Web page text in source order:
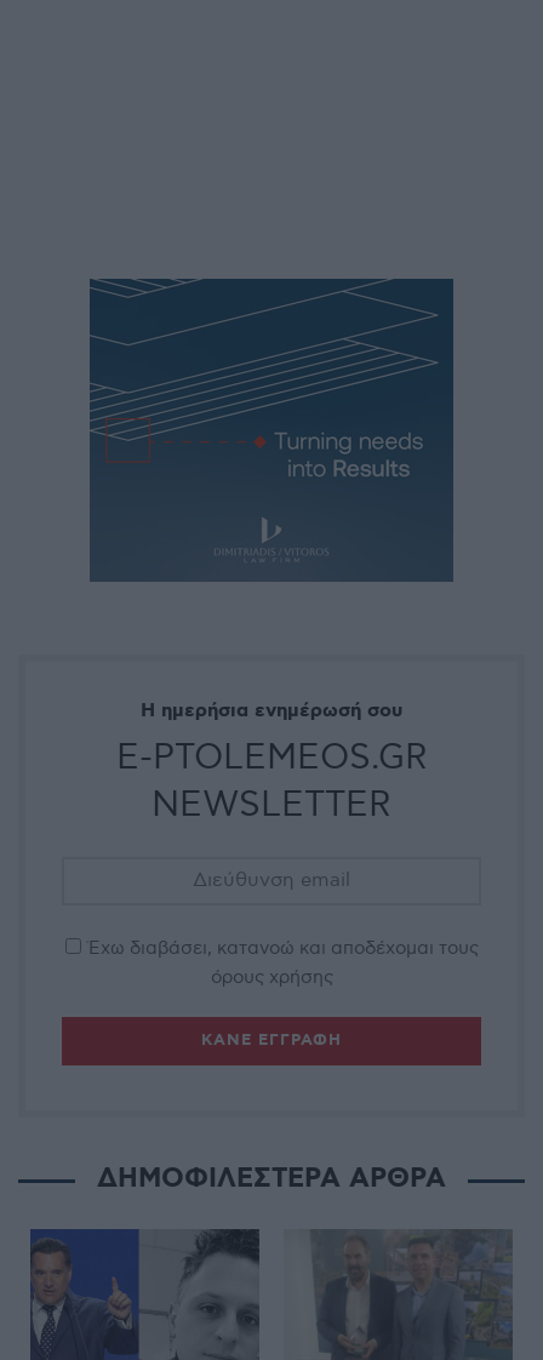
Η ημερήσια ενημέρωσή σου
E-PTOLEMEOS.GR
NEWSLETTER
Έχω διαβάσει, κατανοώ και αποδέχομαι τους
όρους χρήσης
ΔΗΜΟΦΙΛΕΣΤΕΡΑ ΑΡΘΡΑ